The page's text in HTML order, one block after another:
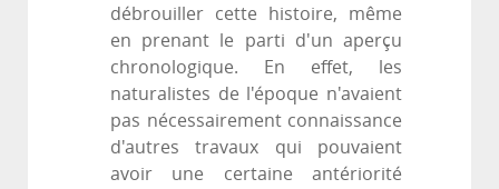
débrouiller cette histoire, même
en prenant le parti d'un aperçu
chronologique. En effet, les
naturalistes de l'époque n'avaient
pas nécessairement connaissance
d'autres travaux qui pouvaient
avoir une certaine antériorité